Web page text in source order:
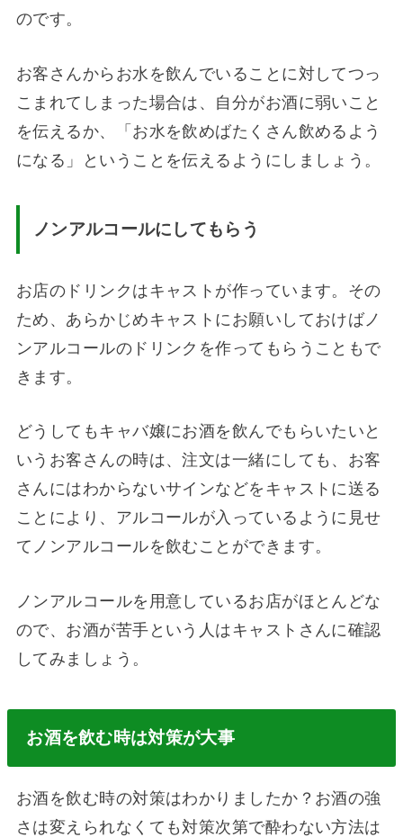
のです。
お客さんからお水を飲んでいることに対してつっ
こまれてしまった場合は、自分がお酒に弱いこと
を伝えるか、「お水を飲めばたくさん飲めるよう
になる」ということを伝えるようにしましょう。
ノンアルコールにしてもらう
お店のドリンクはキャストが作っています。その
ため、あらかじめキャストにお願いしておけばノ
ンアルコールのドリンクを作ってもらうこともで
きます。
どうしてもキャバ嬢にお酒を飲んでもらいたいと
いうお客さんの時は、注文は一緒にしても、お客
さんにはわからないサインなどをキャストに送る
ことにより、アルコールが入っているように見せ
てノンアルコールを飲むことができます。
ノンアルコールを用意しているお店がほとんどな
ので、お酒が苦手という人はキャストさんに確認
してみましょう。
お酒を飲む時は対策が大事
お酒を飲む時の対策はわかりましたか？お酒の強
さは変えられなくても対策次第で酔わない方法は